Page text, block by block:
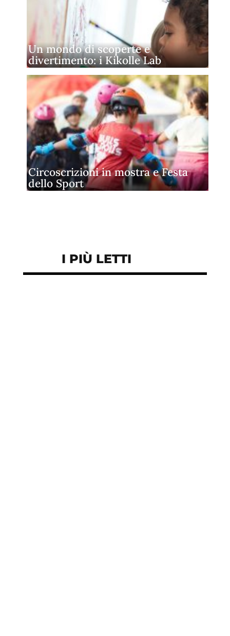
Un mondo di scoperte e
divertimento: i Kikolle Lab
Circoscrizioni in mostra e Festa
dello Sport
I PIÙ LETTI